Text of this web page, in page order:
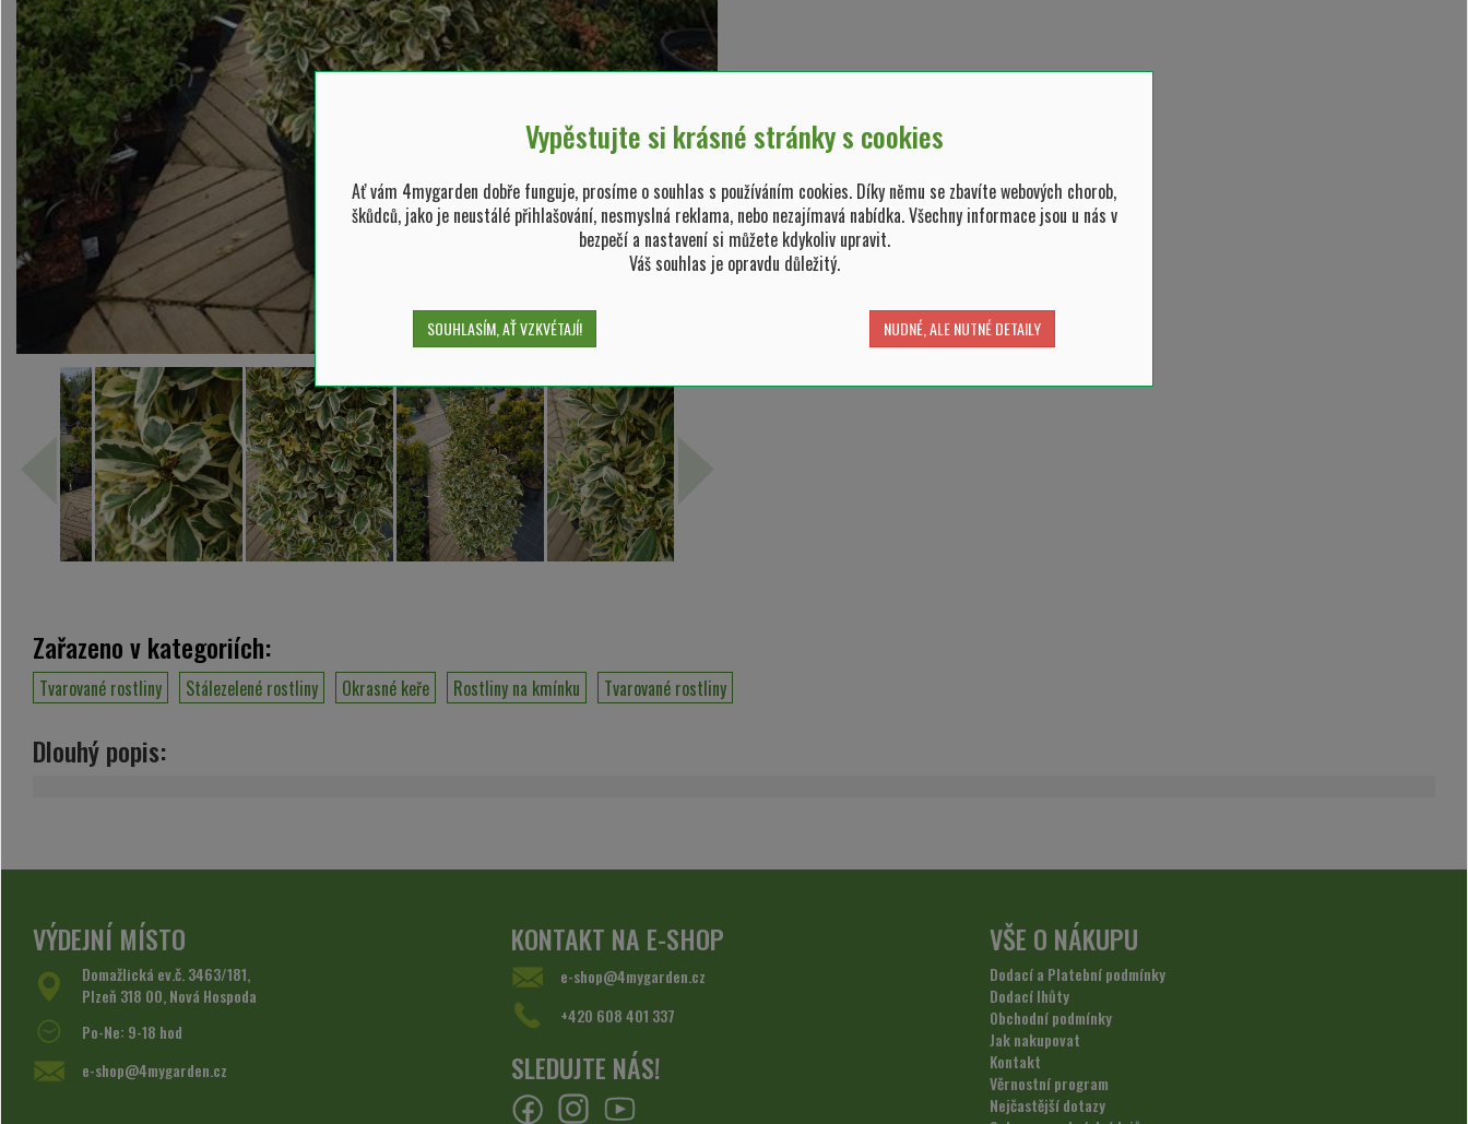
Zařazeno v kategoriích:
Tvarované rostliny Stálezelené rostliny Okrasné keře Rostliny na kmínku Tvarované rostliny
Dlouhý popis:
VÝDEJNÍ MÍSTO
Domažlická ev.č. 3463/181,
Plzeň 318 00, Nová Hospoda
Po-Ne: 9-18 hod
e-shop@4mygarden.cz
KONTAKT NA E-SHOP
e-shop@4mygarden.cz
+420 608 401 337
SLEDUJTE NÁS!
VŠE O NÁKUPU
Dodací a Platební podmínky
Dodací lhůty
Obchodní podmínky
Jak nakupovat
Kontakt
Věrnostní program
Nejčastější dotazy
Vypěstujte si krásné stránky s cookies
Ať vám 4mygarden dobře funguje, prosíme o souhlas s používáním cookies. Díky němu se zbavíte webových chorob,
škůdců, jako je neustálé přihlašování, nesmyslná reklama, nebo nezajímavá nabídka. Všechny informace jsou u nás v
bezpečí a nastavení si můžete kdykoliv upravit.
Váš souhlas je opravdu důležitý.
SOUHLASÍM, AŤ VZKVÉTAJÍ! NUDNÉ, ALE NUTNÉ DETAILY